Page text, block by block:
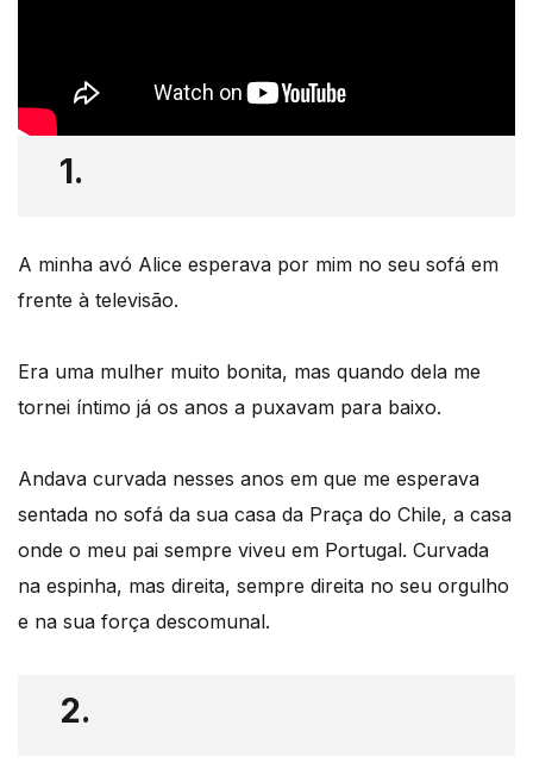
1.
A minha avó Alice esperava por mim no seu sofá em
frente à televisão.
Era uma mulher muito bonita, mas quando dela me
tornei íntimo já os anos a puxavam para baixo.
Andava curvada nesses anos em que me esperava
sentada no sofá da sua casa da Praça do Chile, a casa
onde o meu pai sempre viveu em Portugal. Curvada
na espinha, mas direita, sempre direita no seu orgulho
e na sua força descomunal.
2.